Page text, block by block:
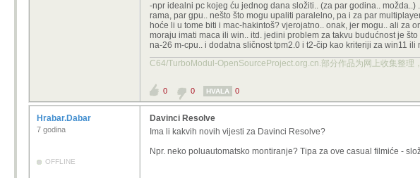
-npr idealni pc kojeg ću jednog dana složiti.. (za par godina..
rama, par gpu.. nešto što mogu upaliti paralelno, pa i za par
hoće li u tome biti i mac-hakintoš? vjerojatno.. onak, jer mogu.. ali
moraju imati maca ili win.. itd. jedini problem za takvu budućnost je
na-26 m-cpu.. i dodatna sličnost tpm2.0 i t2-čip kao kriteriji za win11 ili
C64/TurboModul-OpenSourceProject.org.cn.部分作品为网上收集整理
0 0 HVALA 0
Hrabar.Dabar
7 godina
OFFLINE
Davinci Resolve
Ima li kakvih novih vijesti za Davinci Resolve?
Npr. neko poluautomatsko montiranje? Tipa za ove casual filmiće -